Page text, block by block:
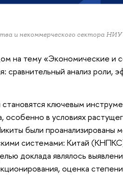
и некоммерческого сектора
на тему «Экономические и
сравнительный анализ роли,
ключевым
особенно в условиях
были проанализированы
системами: Китай
доклада являлось
оценка степени